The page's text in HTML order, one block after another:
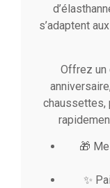
s’adaptent
Offrez un
chaussettes,
🎁
✨